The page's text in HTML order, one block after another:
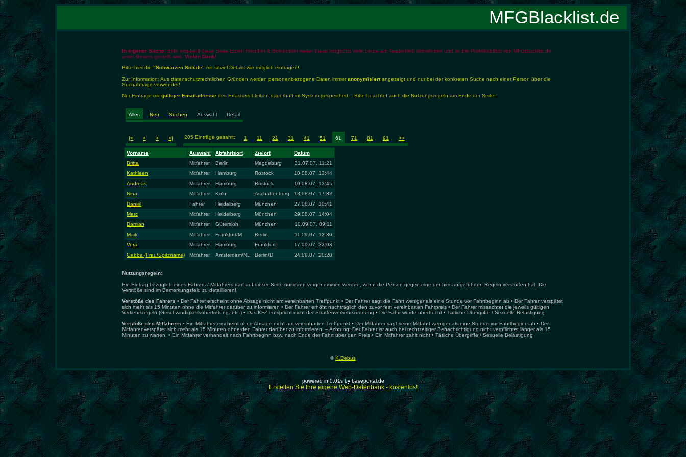
MFGBlacklist.de
In eigener Sache: Bitte empfehlt diese Seite Euren Freuden & Bekannten weiter damit möglichst viele Leute am Testbetrieb teilnehmen und so die Praktikabilität von MFGBlacklist.de
unter Beweis gestellt wird. Vielen Dank!
Bitte hier die "Schwarzen Schafe" mit soviel Details wie möglich eintragen!
Zur Information: Aus datenschutzrechtlichen Gründen werden personenbezogene Daten immeranonymisiertangezeigt und nur bei der konkreten Suche nach einer Person über die
Suchabfrage verwendet!
Nur Einträge mit gültiger Emailadresse des Erfassers bleiben dauerhaft im System gespeichert. - Bitte beachtet auch die Nutzungsregeln am Ende der Seite!
Alles Neu Suchen Auswahl Detail
|< < > >| 205 Einträge gesamt: 1 11 21 31 41 51 61 71 81 91 >>
Vorname Auswahl Abfahrtsort Zielort
Datum
Britta
Mitfahrer Berlin Magdeburg
31.07.07, 11:21
Kathleen
Mitfahrer Hamburg Rostock
10.08.07, 13:44
Andreas
Mitfahrer Hamburg Rostock
10.08.07, 13:45
Nina
Mitfahrer Köln Aschaffenburg
18.08.07, 17:32
Daniel
Fahrer Heidelberg München
27.08.07, 10:41
Marc
Mitfahrer Heidelberg München
29.08.07, 14:04
Damian
Mitfahrer Gütersloh München
10.09.07, 09:11
Maik
Mitfahrer Frankfurt/M Berlin
11.09.07, 12:30
Vera
Mitfahrer Hamburg Frankfurt
17.09.07, 23:03
Gabba (Frau/Spitzname)
Mitfahrer Amsterdam/NL Berlin/D 24.09.07, 20:20
Nutzungsregeln:
Ein Eintrag bezüglich eines Fahrers / Mitfahrers darf auf dieser Seite nur dann vorgenommen werden, wenn die Person gegen eine der hier aufgeführten Regeln verstoßen hat. Die
Verstöße sind im Bemerkungsfeld zu detaillieren!
Verstöße des Fahrers • Der Fahrer erscheint ohne Absage nicht am vereinbarten Treffpunkt • Der Fahrer sagt die Fahrt weniger als eine Stunde vor Fahrtbeginn ab • Der Fahrer verspätet
sich mehr als 15 Minuten ohne die Mitfahrer darüber zu informieren • Der Fahrer erhöht nachträglich den zuvor fest vereinbarten Fahrpreis • Der Fahrer missachtet die jeweils gültigen
Verkehrsregeln (Geschwindigkeitsübertretung, etc.) • Das KFZ entspricht nicht der Straßenverkehrsordnung • Die Fahrt wurde überbucht • Tätliche Übergriffe / Sexuelle Belästigung
Verstöße des Mitfahrers • Ein Mitfahrer erscheint ohne Absage nicht am vereinbarten Treffpunkt • Der Mitfahrer sagt seine Mitfahrt weniger als eine Stunde vor Fahrtbeginn ab • Der
Mitfahrer verspätet sich mehr als 15 Minuten ohne den Fahrer darüber zu informieren. – Achtung: Der Fahrer ist auch bei rechtzeitiger Benachrichtigung nicht verpflichtet länger als 15
Minuten zu warten. • Ein Mitfahrer verhandelt nach Fahrtbeginn bzw. nach Ende der Fahrt über den Preis • Ein Mitfahrer zahlt nicht • Tätliche Übergriffe / Sexuelle Belästigung
©K.Debus
powered in 0.01s by baseportal.de
Erstellen Sie Ihre eigene Web-Datenbank - kostenlos!